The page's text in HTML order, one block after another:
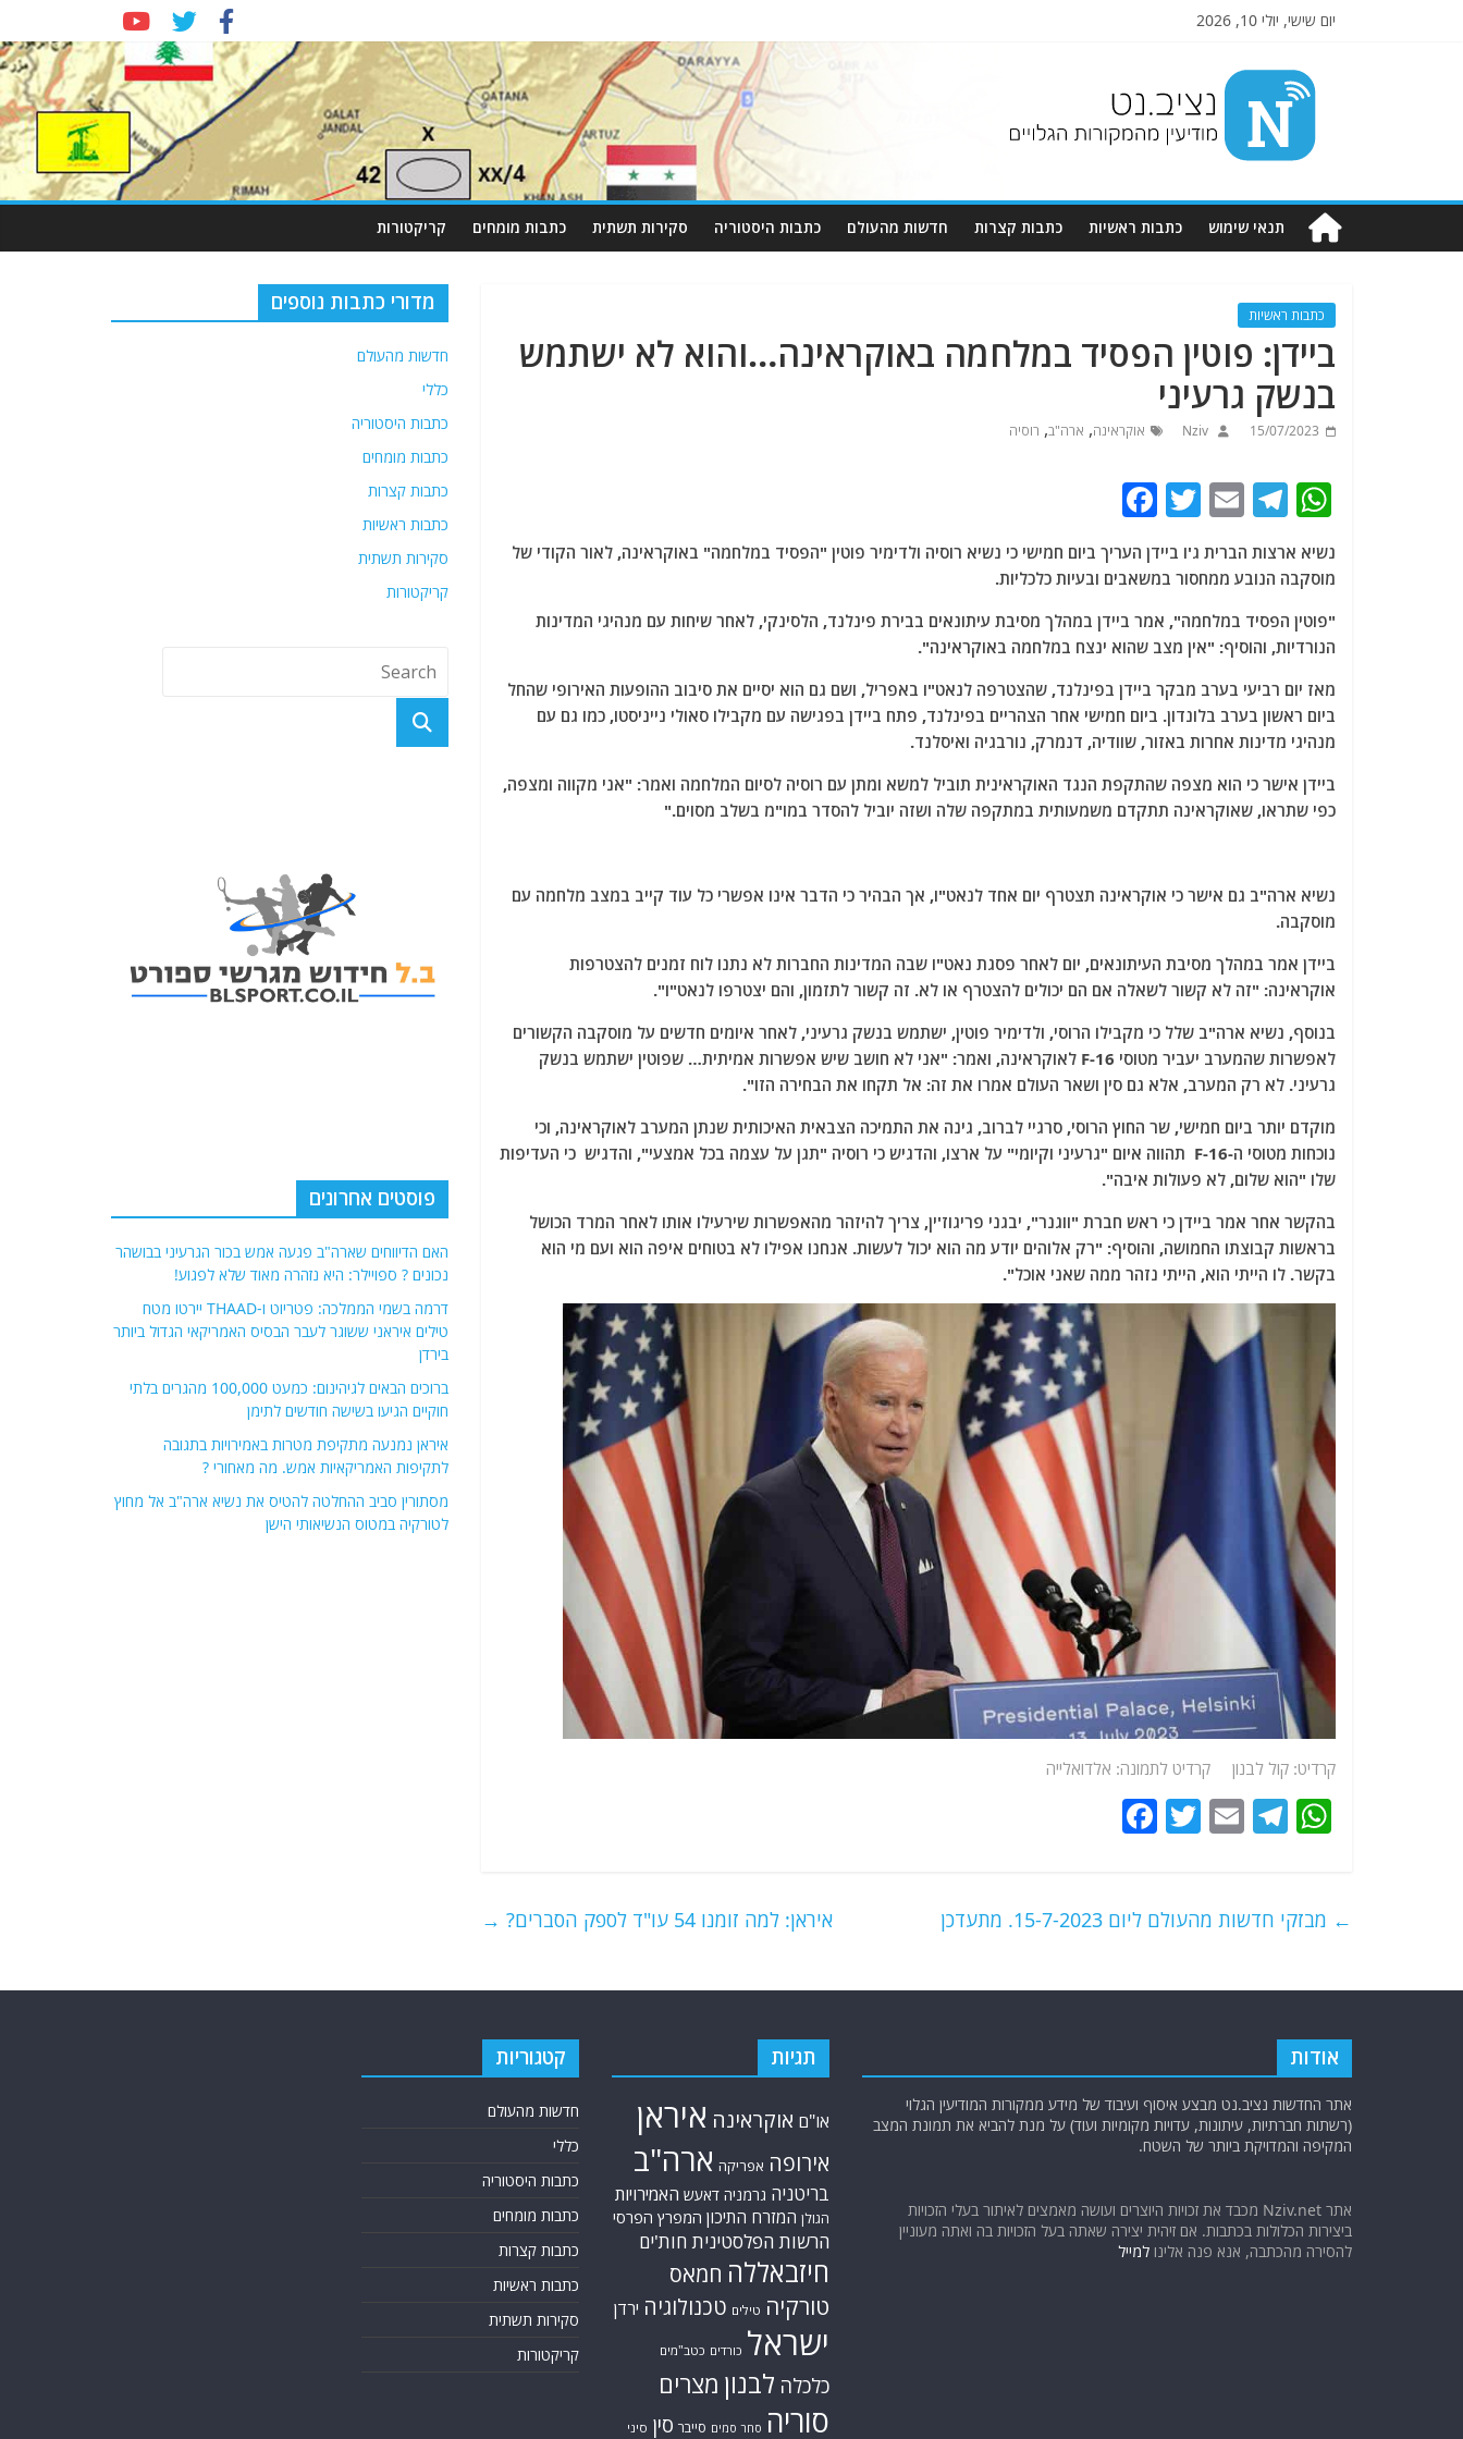
יום שישי, יולי 10, 2026
Nziv.net
מודיעין
מהמקורות
תנאי שימוש כתבות ראשיות כתבות קצרות חדשות מהעולם כתבות היסטוריה סקירות תשתית כתבות מומחים קריקטורות
כתבות ראשיות
ביידן: פוטין הפסיד במלחמה באוקראינה…והוא לא ישתמש
בנשק גרעיני
15/07/2023
Nziv אוקראינה, ארה"ב, רוסיה
W
at
s
A
p
p
T
e
g
ra
m
E
ai
l
T
itt
er
c
e
b
o
o
k
נשיא ארצות הברית ג'ו ביידן העריך ביום חמישי כי נשיא רוסיה ולדימיר פוטין "הפסיד במלחמה" באוקראינה, לאור הקודי של
מוסקבה הנובע ממחסור במשאבים ובעיות כלכליות.
"פוטין הפסיד במלחמה", אמר ביידן במהלך מסיבת עיתונאים בבירת פינלנד, הלסינקי, לאחר שיחות עם מנהיגי המדינות
הנורדיות, והוסיף: "אין מצב שהוא ינצח במלחמה באוקראינה".
מאז יום רביעי בערב מבקר ביידן בפינלנד, שהצטרפה לנאט"ו באפריל, ושם גם הוא יסיים את סיבוב ההופעות האירופי שהחל
ביום ראשון בערב בלונדון. ביום חמישי אחר הצהריים בפינלנד, פתח ביידן בפגישה עם מקבילו סאולי נייניסטו, כמו גם עם
מנהיגי מדינות אחרות באזור, שוודיה, דנמרק, נורבגיה ואיסלנד.
ביידן אישר כי הוא מצפה שהתקפת הנגד האוקראינית תוביל למשא ומתן עם רוסיה לסיום המלחמה ואמר: "אני מקווה ומצפה,
כפי שתראו, שאוקראינה תתקדם משמעותית במתקפה שלה ושזה יוביל להסדר במו"מ בשלב מסוים."
נשיא ארה"ב גם אישר כי אוקראינה תצטרף יום אחד לנאט"ו, אך הבהיר כי הדבר אינו אפשרי כל עוד קייב במצב מלחמה עם
מוסקבה.
ביידן אמר במהלך מסיבת העיתונאים, יום לאחר פסגת נאט"ו שבה המדינות החברות לא נתנו לוח זמנים להצטרפות
אוקראינה: "זה לא קשור לשאלה אם הם יכולים להצטרף או לא. זה קשור לתזמון, והם יצטרפו לנאט"ו".
בנוסף, נשיא ארה"ב שלל כי מקבילו הרוסי, ולדימיר פוטין, ישתמש בנשק גרעיני, לאחר איומים חדשים על מוסקבה הקשורים
לאפשרות שהמערב יעביר מטוסי F-16 לאוקראינה, ואמר: "אני לא חושב שיש אפשרות אמיתית… שפוטין ישתמש בנשק
גרעיני. לא רק המערב, אלא גם סין ושאר העולם אמרו את זה: אל תקחו את הבחירה הזו".
מוקדם יותר ביום חמישי, שר החוץ הרוסי, סרגיי לברוב, גינה את התמיכה הצבאית האיכותית שנתן המערב לאוקראינה, וכי
נוכחות מטוסי ה-F-16 תהווה איום "גרעיני וקיומי" על ארצו, והדגיש כי רוסיה "תגן על עצמה בכל אמצעי", והדגיש כי העדיפות
שלו "הוא שלום, לא פעולות איבה".
בהקשר אחר אמר ביידן כי ראש חברת "ווגנר", יבגני פריגוז'ין, צריך להיזהר מהאפשרות שירעילו אותו לאחר המרד הכושל
בראשות קבוצתו החמושה, והוסיף: "רק אלוהים יודע מה הוא יכול לעשות. אנחנו אפילו לא בטוחים איפה הוא ועם מי הוא
בקשר. לו הייתי הוא, הייתי נזהר ממה שאני אוכל".
קרדיט: קול לבנון קרדיט לתמונה: אלדואלייה
W
s
p
T
g
m
E
l
T
er
e
o
← מבזקי חדשות מהעולם ליום 15-7-2023. מתעדכן איראן: למה זומנו 54 עו"ד לספק הסברים? →
מדורי כתבות נוספים
חדשות מהעולם
כללי
כתבות היסטוריה
כתבות מומחים
כתבות קצרות
כתבות ראשיות
סקירות תשתית
קריקטורות
פוסטים אחרונים
האם הדיווחים שארה"ב פגעה אמש בכור הגרעיני בבושהר
נכונים ? ספויילר: היא נזהרה מאוד שלא לפגוע!
דרמה בשמי הממלכה: פטריוט ו-THAAD יירטו מטח
טילים איראני ששוגר לעבר הבסיס האמריקאי הגדול ביותר
בירדן
ברוכים הבאים לגיהינום: כמעט 100,000 מהגרים בלתי
חוקיים הגיעו בשישה חודשים לתימן
איראן נמנעה מתקיפת מטרות באמירויות בתגובה
לתקיפות האמריקאיות אמש. מה מאחורי ?
מסתורין סביב ההחלטה להטיס את נשיא ארה"ב אל מחוץ
לטורקיה במטוס הנשיאותי הישן
אודות
אתר החדשות נציב.נט מבצע איסוף ועיבוד של מידע ממקורות המודיעין הגלוי
(רשתות חברתיות, עיתונות, עדויות מקומיות ועוד) על מנת להביא את תמונת המצב
המקיפה והמדויקת ביותר של השטח.
אתר Nziv.net מכבד את זכויות היוצרים ועושה מאמצים לאיתור בעלי הזכויות
ביצירות הכלולות בכתבות. אם זיהית יצירה שאתה בעל הזכויות בה ואתה מעוניין
להסירה מהכתבה, אנא פנה אלינו למייל
תגיות
או"ם אוקראינה איראן
אירופה אפריקה ארה"ב
בריטניה גרמניה דאעש האמירויות
הגולן המזרח התיכון המפרץ הפרסי
הרשות הפלסטינית חות'ים
חיזבאללה חמאס
טורקיה טילים טכנולוגיה ירדן
ישראל כורדים כטב"מים
כלכלה לבנון מצרים
סוריה סחר סמים סייבר סין סיני
קטגוריות
חדשות מהעולם
כללי
כתבות היסטוריה
כתבות מומחים
כתבות קצרות
כתבות ראשיות
סקירות תשתית
קריקטורות